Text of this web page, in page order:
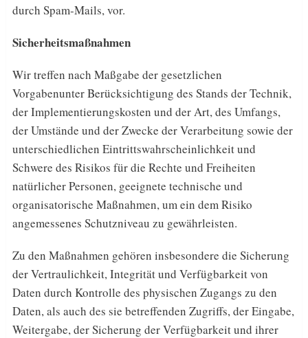
durch Spam-Mails, vor.
Sicherheitsmaßnahmen
Wir treffen nach Maßgabe der gesetzlichen
Vorgabenunter Berücksichtigung des Stands der Technik,
der Implementierungskosten und der Art, des Umfangs,
der Umstände und der Zwecke der Verarbeitung sowie der
unterschiedlichen Eintrittswahrscheinlichkeit und
Schwere des Risikos für die Rechte und Freiheiten
natürlicher Personen, geeignete technische und
organisatorische Maßnahmen, um ein dem Risiko
angemessenes Schutzniveau zu gewährleisten.
Zu den Maßnahmen gehören insbesondere die Sicherung
der Vertraulichkeit, Integrität und Verfügbarkeit von
Daten durch Kontrolle des physischen Zugangs zu den
Daten, als auch des sie betreffenden Zugriffs, der Eingabe,
Weitergabe, der Sicherung der Verfügbarkeit und ihrer